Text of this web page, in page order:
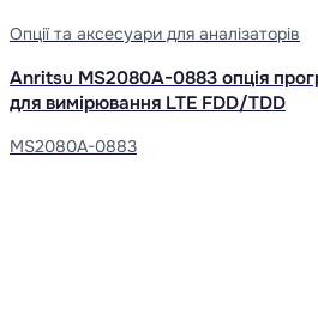
Опції та аксесуари для аналізаторів
Anritsu MS2080A-0883 опція
для вимірювання LTE FDD/TDD
MS2080A-0883